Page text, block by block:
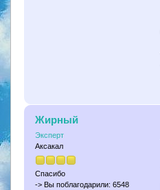
Жирный
Эксперт
Аксакал
Спасибо
-> Вы поблагодарили: 6548